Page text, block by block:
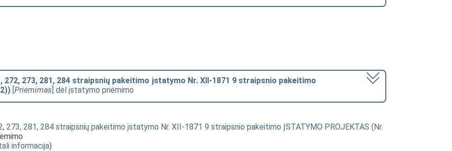
272, 273, 281, 284 straipsnių pakeitimo įstatymo Nr. XII-1871 9 straipsnio pakeitimo
[Priėmimas] dėl įstatymo priėmimo
273, 281, 284 straipsnių pakeitimo įstatymo Nr. XII-1871 9 straipsnio pakeitimo ĮSTATYMO PROJEKTAS (Nr.
informacija)